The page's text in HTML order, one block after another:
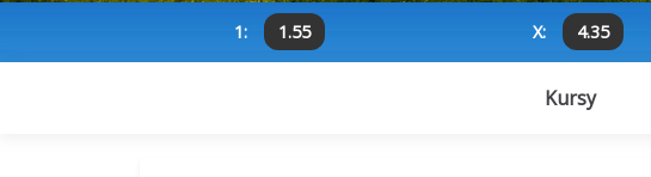
1: 1.55 X: 4.35
Kursy